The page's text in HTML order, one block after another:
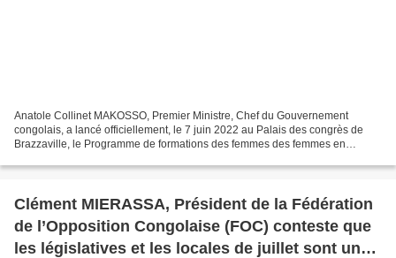
Anatole Collinet MAKOSSO, Premier Ministre, Chef du Gouvernement
congolais, a lancé officiellement, le 7 juin 2022 au Palais des congrès de
Brazzaville, le Programme de formations des femmes des femmes en
Clément MIERASSA, Président de la Fédération
de l’Opposition Congolaise (FOC) conteste que
les législatives et les locales de juillet sont un